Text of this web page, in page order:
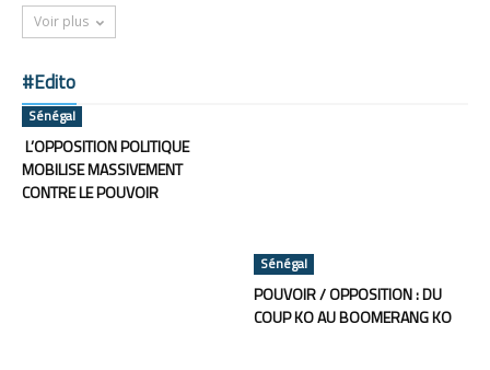
Voir plus
#Edito
Sénégal
L’OPPOSITION POLITIQUE
MOBILISE MASSIVEMENT
CONTRE LE POUVOIR
Sénégal
POUVOIR / OPPOSITION : DU
COUP KO AU BOOMERANG KO